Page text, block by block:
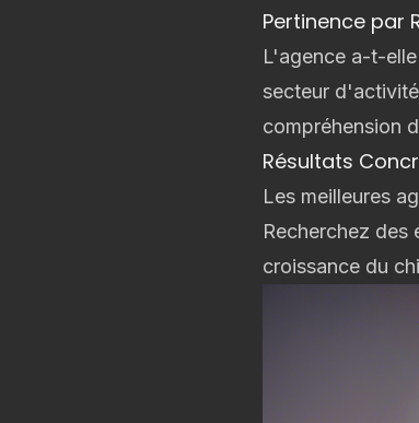
Pertinence par
L'agence a-t-
secteur
compréhension
Résultats
Les meilleures
Recherchez des
croissance du